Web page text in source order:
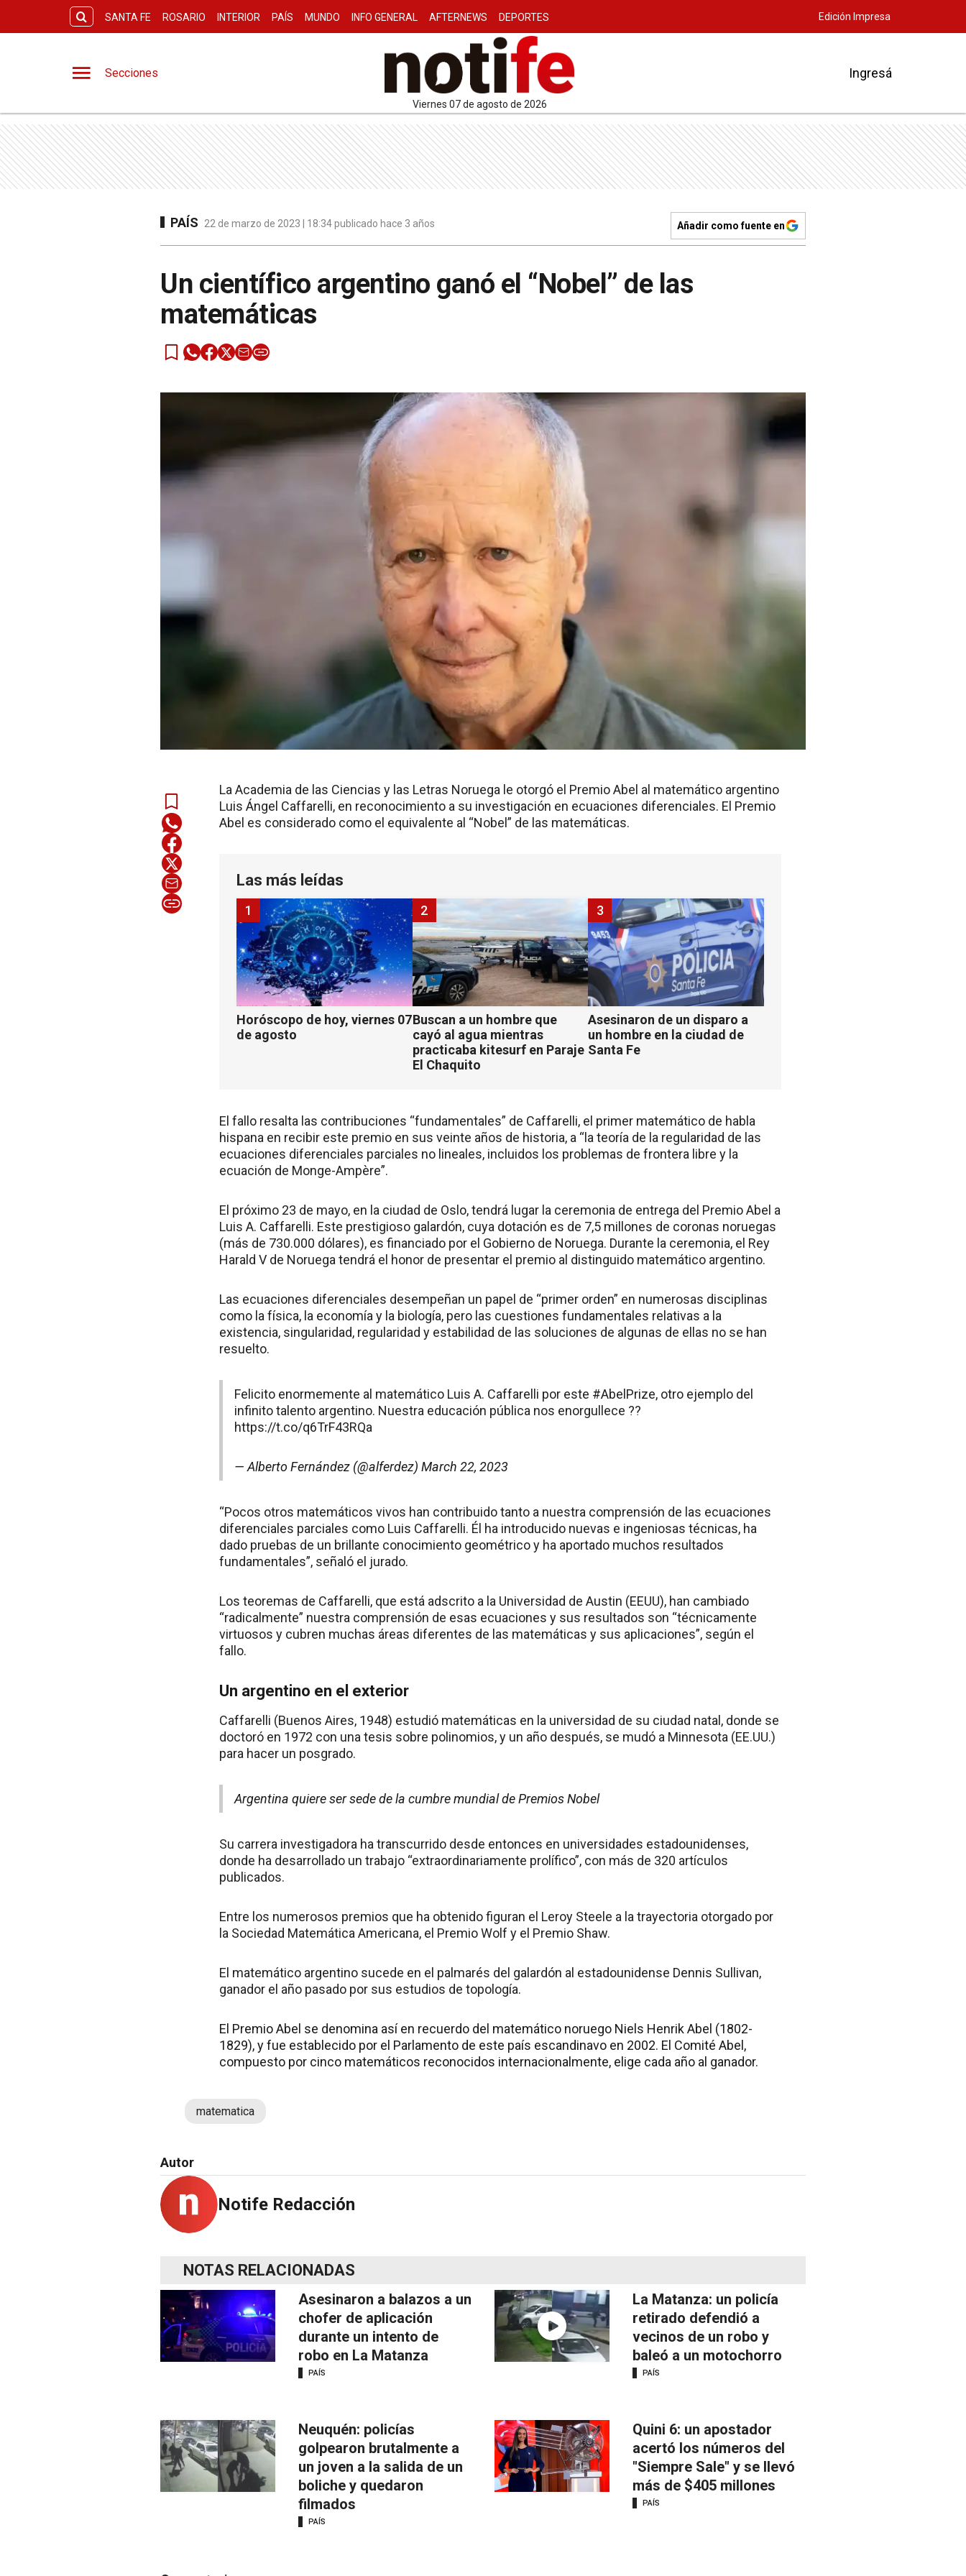
SANTA FE ROSARIO INTERIOR PAÍS MUNDO INFO GENERAL AFTERNEWS DEPORTES Edición Impresa
Secciones
viernes 07 de agosto de 2026
Ingresá
PAÍS 22 de marzo de 2023 | 18:34 publicado hace 3 años Añadir como fuente en
Un científico argentino ganó el “Nobel” de las
matemáticas
La Academia de las Ciencias y las Letras Noruega le otorgó el Premio Abel al matemático argentino
Luis Ángel Caffarelli, en reconocimiento a su investigación en ecuaciones diferenciales. El Premio
Abel es considerado como el equivalente al “Nobel” de las matemáticas.
Las más leídas
Horóscopo de hoy, viernes 07
de agosto
1
Buscan a un hombre que
cayó al agua mientras
practicaba kitesurf en Paraje
El Chaquito
2
Asesinaron de un disparo a
un hombre en la ciudad de
Santa Fe
3
El fallo resalta las contribuciones “fundamentales” de Caffarelli, el primer matemático de habla
hispana en recibir este premio en sus veinte años de historia, a “la teoría de la regularidad de las
ecuaciones diferenciales parciales no lineales, incluidos los problemas de frontera libre y la
ecuación de Monge-Ampère”.
El próximo 23 de mayo, en la ciudad de Oslo, tendrá lugar la ceremonia de entrega del Premio Abel a
Luis A. Caffarelli. Este prestigioso galardón, cuya dotación es de 7,5 millones de coronas noruegas
(más de 730.000 dólares), es financiado por el Gobierno de Noruega. Durante la ceremonia, el Rey
Harald V de Noruega tendrá el honor de presentar el premio al distinguido matemático argentino.
Las ecuaciones diferenciales desempeñan un papel de “primer orden” en numerosas disciplinas
como la física, la economía y la biología, pero las cuestiones fundamentales relativas a la
existencia, singularidad, regularidad y estabilidad de las soluciones de algunas de ellas no se han
resuelto.
Felicito enormemente al matemático Luis A. Caffarelli por este #AbelPrize, otro ejemplo del
infinito talento argentino. Nuestra educación pública nos enorgullece ??
https://t.co/q6TrF43RQa
— Alberto Fernández (@alferdez) March 22, 2023
“Pocos otros matemáticos vivos han contribuido tanto a nuestra comprensión de las ecuaciones
diferenciales parciales como Luis Caffarelli. Él ha introducido nuevas e ingeniosas técnicas, ha
dado pruebas de un brillante conocimiento geométrico y ha aportado muchos resultados
fundamentales”, señaló el jurado.
Los teoremas de Caffarelli, que está adscrito a la Universidad de Austin (EEUU), han cambiado
“radicalmente” nuestra comprensión de esas ecuaciones y sus resultados son “técnicamente
virtuosos y cubren muchas áreas diferentes de las matemáticas y sus aplicaciones”, según el
fallo.
Un argentino en el exterior
Caffarelli (Buenos Aires, 1948) estudió matemáticas en la universidad de su ciudad natal, donde se
doctoró en 1972 con una tesis sobre polinomios, y un año después, se mudó a Minnesota (EE.UU.)
para hacer un posgrado.
Argentina quiere ser sede de la cumbre mundial de Premios Nobel
Su carrera investigadora ha transcurrido desde entonces en universidades estadounidenses,
donde ha desarrollado un trabajo “extraordinariamente prolífico”, con más de 320 artículos
publicados.
Entre los numerosos premios que ha obtenido figuran el Leroy Steele a la trayectoria otorgado por
la Sociedad Matemática Americana, el Premio Wolf y el Premio Shaw.
El matemático argentino sucede en el palmarés del galardón al estadounidense Dennis Sullivan,
ganador el año pasado por sus estudios de topología.
El Premio Abel se denomina así en recuerdo del matemático noruego Niels Henrik Abel (1802-
1829), y fue establecido por el Parlamento de este país escandinavo en 2002. El Comité Abel,
compuesto por cinco matemáticos reconocidos internacionalmente, elige cada año al ganador.
matematica
Autor
Notife Redacción
NOTAS RELACIONADAS
Asesinaron a balazos a un
chofer de aplicación
durante un intento de
robo en La Matanza
PAÍS
La Matanza: un policía
retirado defendió a
vecinos de un robo y
baleó a un motochorro
PAÍS
Neuquén: policías
golpearon brutalmente a
un joven a la salida de un
boliche y quedaron
filmados
PAÍS
Quini 6: un apostador
acertó los números del
"Siempre Sale" y se llevó
más de $405 millones
PAÍS